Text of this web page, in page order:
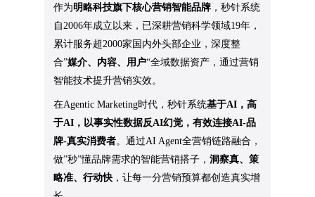
作为明略科技旗下核心营销智能品牌 ，秒针系统
自2006年成立以来，已深耕营销科学领域19年，
累计服务超2000家国内外头部企业，深度整
合”媒介、内容、用户“全域数据资产，通过营销
智能技术提升营销实效。
在Agentic Marketing时代，秒针系统基于AI，高
于AI，以事实性数据反AI幻觉，有效连接AI-品
牌-真实消费者。通过AI Agent全营销链路融合，
做”秒”懂品牌需求的智能营销搭子，洞察真、策
略准、行动快 ，让每一分营销预算都创造真实增